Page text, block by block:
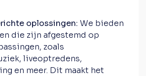
oplossingen: We bieden
die zijn afgestemd op
zoals
liveoptredens,
en meer. Dit maakt het